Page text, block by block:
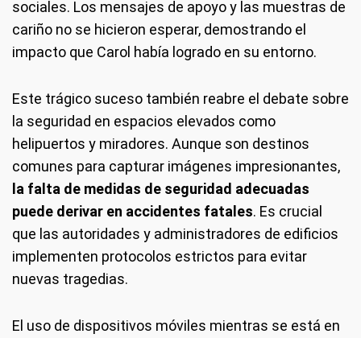
sociales. Los mensajes de apoyo y las muestras de
cariño no se hicieron esperar, demostrando el
impacto que Carol había logrado en su entorno.
Este trágico suceso también reabre el debate sobre
la seguridad en espacios elevados como
helipuertos y miradores. Aunque son destinos
comunes para capturar imágenes impresionantes,
la falta de medidas de seguridad adecuadas
puede derivar en accidentes fatales. Es crucial
que las autoridades y administradores de edificios
implementen protocolos estrictos para evitar
nuevas tragedias.
El uso de dispositivos móviles mientras se está en